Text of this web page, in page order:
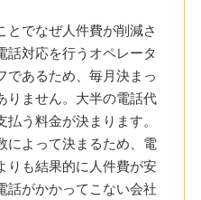
とでなぜ人件費が削減さ
話対応を行うオペレータ
であるため、毎月決まっ
りません。大半の電話代
う料金が決まります。
によって決まるため、電
りも結果的に人件費が安
話がかかってこない会社